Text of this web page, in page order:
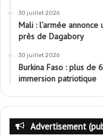
30 juillet 2026
Mali : l’armée
près de Dagabory
30 juillet 2026
Burkina Faso : plus de
immersion patriotique
Advertisement